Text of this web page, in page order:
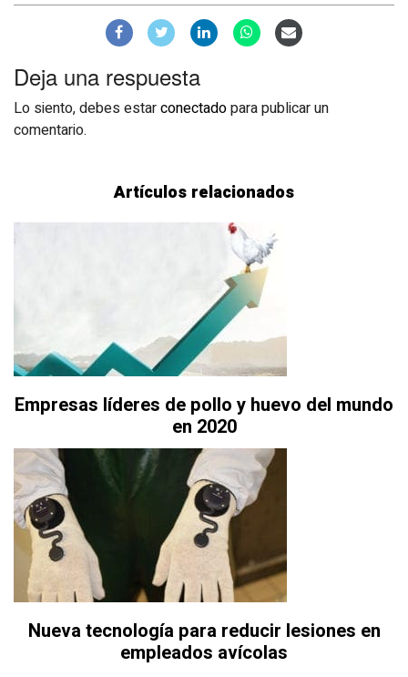
Deja una respuesta
Lo siento, debes estarconectadopara publicar un
comentario.
Artículos relacionados
Empresas líderes de pollo y huevo del mundo
en 2020
Nueva tecnología para reducir lesiones en
empleados avícolas